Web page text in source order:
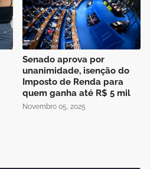
Senado aprova por
unanimidade, isenção do
Imposto de Renda para
quem ganha até R$ 5 mil
Novembro 05, 2025